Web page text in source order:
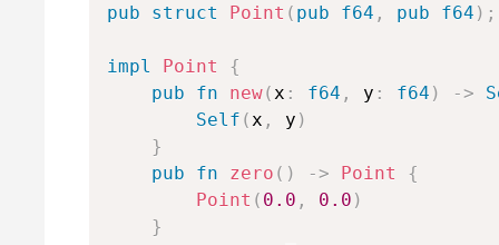
pub
struct Point ( pub f64 , pub f64 ) ;
impl Point
{
pub
fn new( x : f64 , y : f64 ) ->
Self ( x , y )
}
pub
fn zero ( ) -> Point
{
Point ( 0.0 , 0.0 )
}